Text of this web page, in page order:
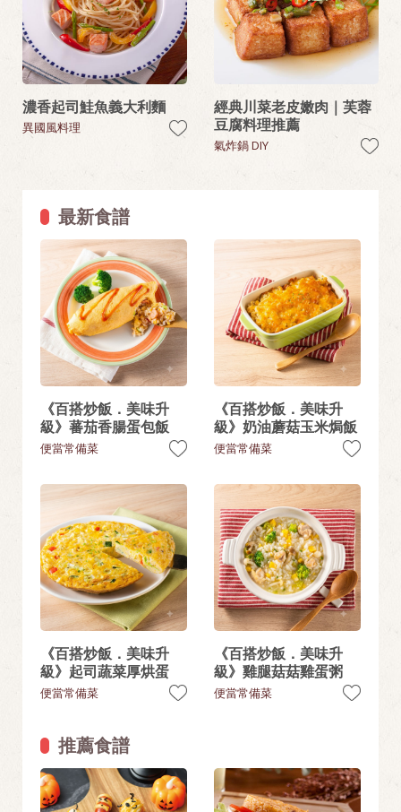
濃香起司鮭魚義大利麵
異國風料理
經典川菜老皮嫩肉｜芙蓉
豆腐料理推薦
氣炸鍋 DIY
最新食譜
《百搭炒飯．美味升
級》蕃茄香腸蛋包飯
便當常備菜
《百搭炒飯．美味升
級》奶油蘑菇玉米焗飯
便當常備菜
《百搭炒飯．美味升
級》起司蔬菜厚烘蛋
便當常備菜
《百搭炒飯．美味升
級》雞腿菇菇雞蛋粥
便當常備菜
推薦食譜